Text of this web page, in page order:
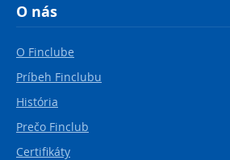
O nás
O Finclube
Príbeh Finclubu
História
Prečo Finclub
Certifikáty